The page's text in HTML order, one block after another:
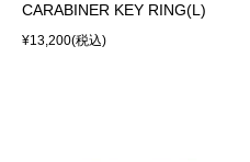
CARABINER KEY RING(L)
¥13,200(税込)